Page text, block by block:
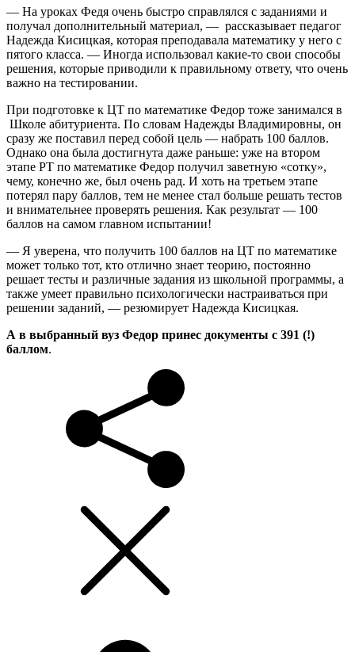
— На уроках Федя очень быстро справлялся с заданиями и
получал дополнительный материал, — рассказывает педагог
Надежда Кисицкая, которая преподавала математику у него с
пятого класса. — Иногда использовал какие-то свои способы
решения, которые приводили к правильному ответу, что очень
важно на тестировании.
При подготовке к ЦТ по математике Федор тоже занимался в
Школе абитуриента. По словам Надежды Владимировны, он
сразу же поставил перед собой цель — набрать 100 баллов.
Однако она была достигнута даже раньше: уже на втором
этапе РТ по математике Федор получил заветную «сотку»,
чему, конечно же, был очень рад. И хоть на третьем этапе
потерял пару баллов, тем не менее стал больше решать тестов
и внимательнее проверять решения. Как результат — 100
баллов на самом главном испытании!
— Я уверена, что получить 100 баллов на ЦТ по математике
может только тот, кто отлично знает теорию, постоянно
решает тесты и различные задания из школьной программы, а
также умеет правильно психологически настраиваться при
решении заданий, — резюмирует Надежда Кисицкая.
А в выбранный вуз Федор принес документы с 391 (!)
баллом.